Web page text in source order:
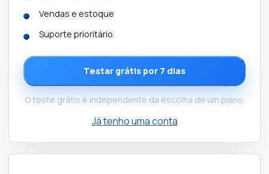
Vendas e estoque
Suporte prioritário
Testar grátis por 7 dias
O teste grátis é independente da escolha de um plano.
Já tenho uma conta